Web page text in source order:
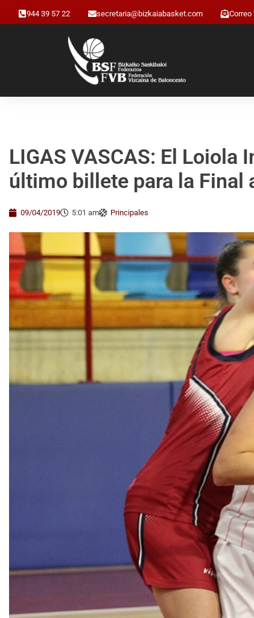
944 39 57 22 secretaria@bizkaiabasket.com Correo
LIGAS VASCAS: El Loiola
último billete para la Final
09/04/2019 5:01 am Principales